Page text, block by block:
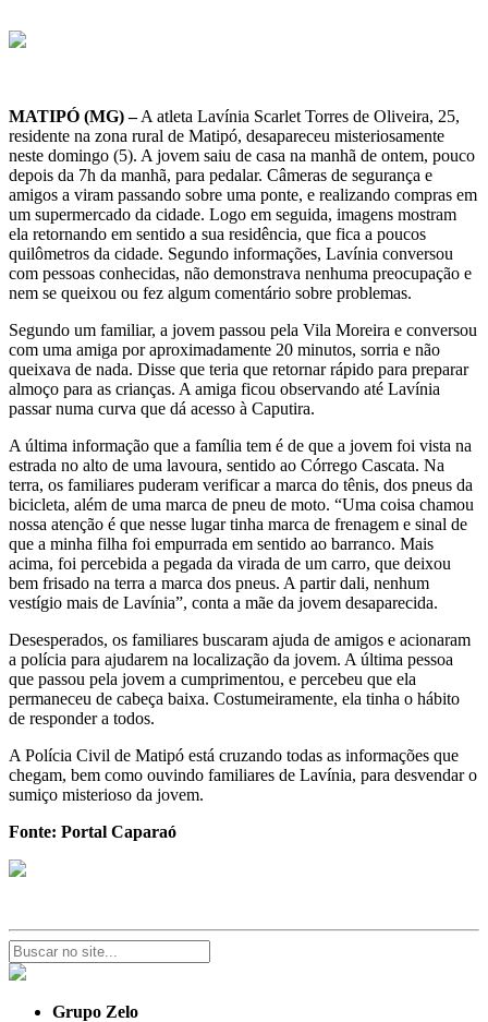
MATIPÓ (MG) –A atleta Lavínia Scarlet Torres de Oliveira, 25,
residente na zona rural de Matipó, desapareceu misteriosamente
neste domingo (5). A jovem saiu de casa na manhã de ontem, pouco
depois da 7h da manhã, para pedalar. Câmeras de segurança e
amigos a viram passando sobre uma ponte, e realizando compras em
um supermercado da cidade. Logo em seguida, imagens mostram
ela retornando em sentido a sua residência, que fica a poucos
quilômetros da cidade. Segundo informações, Lavínia conversou
com pessoas conhecidas, não demonstrava nenhuma preocupação e
nem se queixou ou fez algum comentário sobre problemas.
Segundo um familiar, a jovem passou pela Vila Moreira e conversou
com uma amiga por aproximadamente 20 minutos, sorria e não
queixava de nada. Disse que teria que retornar rápido para preparar
almoço para as crianças. A amiga ficou observando até Lavínia
passar numa curva que dá acesso à Caputira.
A última informação que a família tem é de que a jovem foi vista na
estrada no alto de uma lavoura, sentido ao Córrego Cascata. Na
terra, os familiares puderam verificar a marca do tênis, dos pneus da
bicicleta, além de uma marca de pneu de moto. “Uma coisa chamou
nossa atenção é que nesse lugar tinha marca de frenagem e sinal de
que a minha filha foi empurrada em sentido ao barranco. Mais
acima, foi percebida a pegada da virada de um carro, que deixou
bem frisado na terra a marca dos pneus. A partir dali, nenhum
vestígio mais de Lavínia”, conta a mãe da jovem desaparecida.
Desesperados, os familiares buscaram ajuda de amigos e acionaram
a polícia para ajudarem na localização da jovem. A última pessoa
que passou pela jovem a cumprimentou, e percebeu que ela
permaneceu de cabeça baixa. Costumeiramente, ela tinha o hábito
de responder a todos.
A Polícia Civil de Matipó está cruzando todas as informações que
chegam, bem como ouvindo familiares de Lavínia, para desvendar o
sumiço misterioso da jovem.
Fonte: Portal Caparaó
Grupo Zelo